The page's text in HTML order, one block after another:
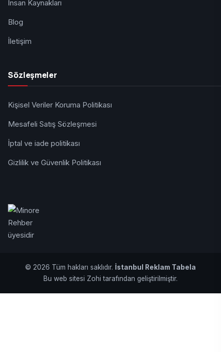
İnsan Kaynakları
Blog
İletişim
Sözleşmeler
Kişisel Veriler Koruma Politikası
Mesafeli Satış Sözleşmesi
İptal ve iade politikası
Gizlilik ve Güvenlik Politikası
© 2026 Tüm hakları saklıdır. İstanbul Reklam Tabela
Bu web sitesi Zohi tarafından geliştirilmiştir.